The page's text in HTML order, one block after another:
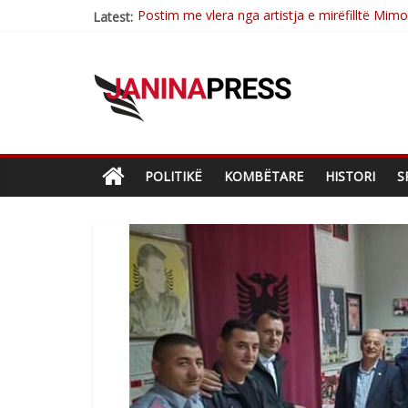
Latest: Nga poetja atdhetare Kumrie Shala -BOLL
Çlirimtari Mentor Mushkolaj nderohet me
POLITIKË KOMBËTARE HISTORI